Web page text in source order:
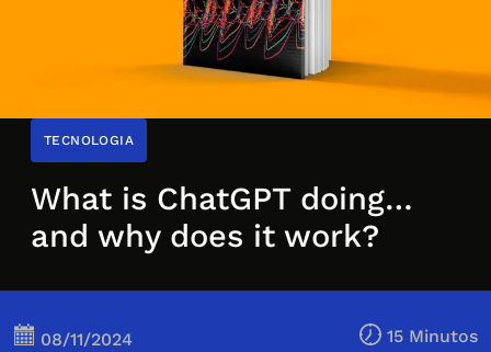
TECNOLOGIA
What is ChatGPT doing…
and why does it work?
08/11/2024 15 Minutos